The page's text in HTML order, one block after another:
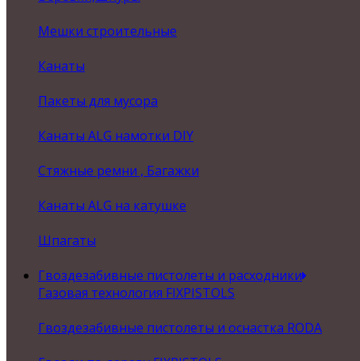
Мешки строительные
Канаты
Пакеты для мусора
Канаты ALG намотки DIY
Стяжные ремни , Багажки
Канаты ALG на катушке
Шпагаты
Гвоздезабивные пистолеты и расходники
Газовая технология FIXPISTOLS
Гвоздезабивные пистолеты и оснастка RODA